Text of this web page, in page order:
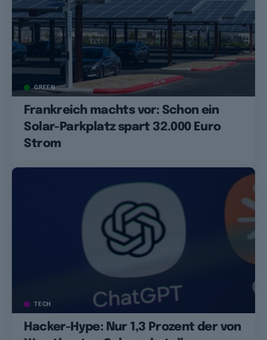
GREEN
Frankreich machts vor: Schon ein
Solar-Parkplatz spart 32.000 Euro
Strom
TECH
Hacker-Hype: Nur 1,3 Prozent der von